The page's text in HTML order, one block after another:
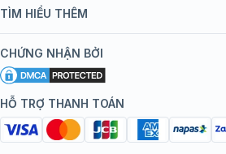
bán hàng
Chính sách nội dung
Chính sách bảo mật
Chính sách bảo mật dữ liệu cá nhân
Chính sách thanh toán
Danh mục vắc xin
Đội ngũ bác sĩ, chuyên gia
Hệ thống trung tâm tiêm chủng
TÌM HIỂU THÊM
Khuyến mãi
Tôi nên tiêm gì?
Tiêm chủng đi nước ngoài
CHỨNG NHẬN BỞI
HỖ TRỢ THANH TOÁN